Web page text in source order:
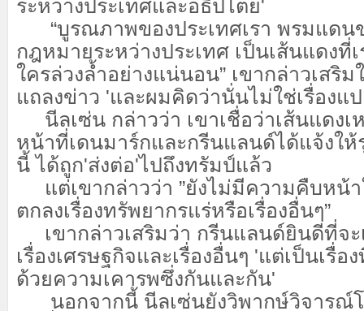
ระหว่างประเทศและอธิปไตย'
“บูรณภาพของประเทศเรา พรมแดนข
กฎหมายระหว่างประเทศ เป็นเส้นแดงที่
ใครล่วงล้ำอย่างแน่นอน” เขากล่าวเสริ
แถลงข่าว 'และผมคิดว่านั่นไม่ใช่เรื่องแ
นีลเซ่น กล่าวว่า เขาเชื่อว่าเส้นแดงเ
หน้าที่เดนมาร์กและกรีนแลนด์ได้แจ้งให้
นี้ ได้ถูก'ส่งต่อ'ไปถึงทรัมป์แล้ว
แต่เขากล่าวว่า ”ยังไม่มีความคืบหน้า
ตกลงเรื่องทรัพยากรแร่หรือเรื่องอื่นๆ”
เขากล่าวเสริมว่า กรีนแลนด์ยินดีที่จะ
เรื่องเศรษฐกิจและเรื่องอื่นๆ 'แต่เป็นเรื่
ด้วยความเคารพซึ่งกันและกัน'
นอกจากนี้ นีลเซ่นยังวิพากษ์วิจารณ์โ